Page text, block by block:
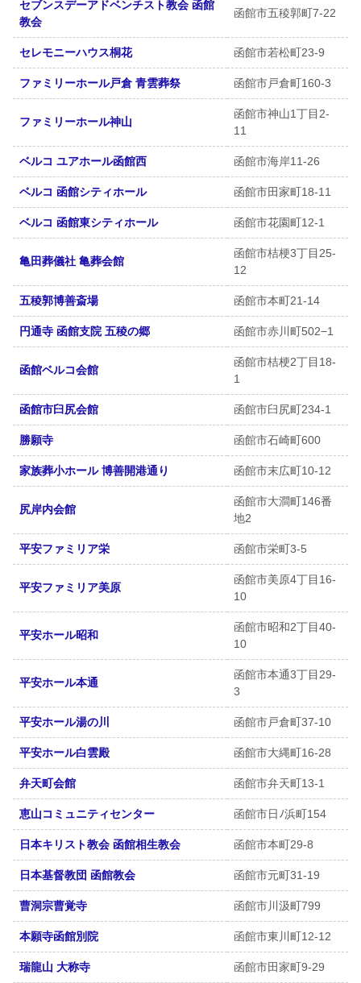
セブンスデーアドベンチスト教会 函館
教会
函館市五稜郭町7-22
セレモニーハウス桐花 函館市若松町23-9
ファミリーホール戸倉 青雲葬祭 函館市戸倉町160-3
ファミリーホール神山
函館市神山1丁目2-
11
ベルコ ユアホール函館西 函館市海岸11-26
ベルコ 函館シティホール 函館市田家町18-11
ベルコ 函館東シティホール 函館市花園町12-1
亀田葬儀社 亀葬会館
函館市桔梗3丁目25-
12
五稜郭博善斎場 函館市本町21-14
円通寺 函館支院 五稜の郷 函館市赤川町502−1
函館ベルコ会館
函館市桔梗2丁目18-
1
函館市臼尻会館 函館市臼尻町234-1
勝願寺 函館市石崎町600
家族葬小ホール 博善開港通り 函館市末広町10-12
尻岸内会館
函館市大澗町146番
地2
平安ファミリア栄 函館市栄町3-5
平安ファミリア美原
函館市美原4丁目16-
10
平安ホール昭和
函館市昭和2丁目40-
10
平安ホール本通
函館市本通3丁目29-
3
平安ホール湯の川 函館市戸倉町37-10
平安ホール白雲殿 函館市大縄町16-28
弁天町会館 函館市弁天町13-1
恵山コミュニティセンター 函館市日ﾉ浜町154
日本キリスト教会 函館相生教会 函館市本町29-8
日本基督教団 函館教会 函館市元町31-19
曹洞宗曹覚寺 函館市川汲町799
本願寺函館別院 函館市東川町12-12
瑞龍山 大称寺 函館市田家町9-29